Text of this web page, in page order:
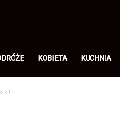
KOBIETA KUCHNIA